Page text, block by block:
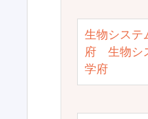
生物システ
府 生物シ
学府